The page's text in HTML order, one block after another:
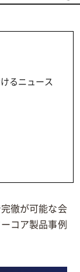
るニュース
徹が可能な会
コア製品事例